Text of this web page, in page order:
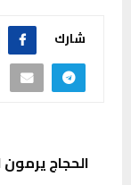
شارك
الحجاج